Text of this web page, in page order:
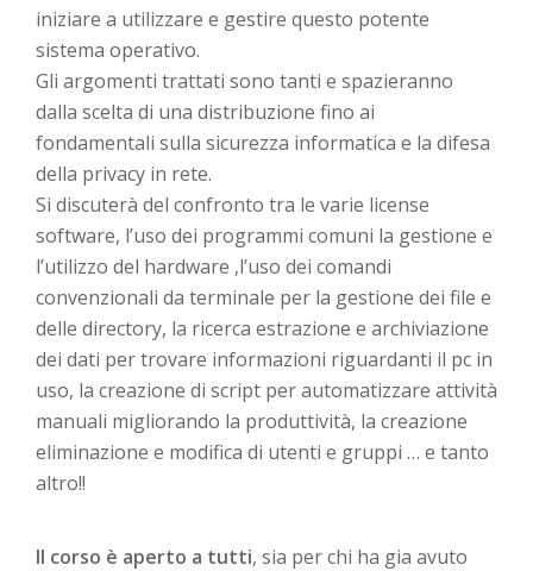
iniziare a utilizzare e gestire questo potente
sistema operativo.
Gli argomenti trattati sono tanti e spazieranno
dalla scelta di una distribuzione fino ai
fondamentali sulla sicurezza informatica e la difesa
della privacy in rete.
Si discuterà del confronto tra le varie license
software, l’uso dei programmi comuni la gestione e
l’utilizzo del hardware ,l’uso dei comandi
convenzionali da terminale per la gestione dei file e
delle directory, la ricerca estrazione e archiviazione
dei dati per trovare informazioni riguardanti il pc in
uso, la creazione di script per automatizzare attività
manuali migliorando la produttività, la creazione
eliminazione e modifica di utenti e gruppi … e tanto
altro!!
Il corso è aperto a tutti, sia per chi ha gia avuto